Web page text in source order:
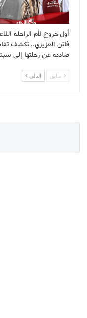
أول خروج لأم الراحلة
فاتن العزيزي.. تكشف
صادمة عن رحلتها إلى
سابق التالى